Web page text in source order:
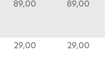
89,00 89,00
29,00 29,00